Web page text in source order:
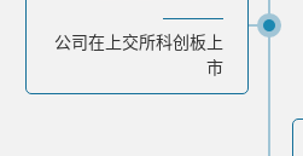
公司在上交所科创板上
市